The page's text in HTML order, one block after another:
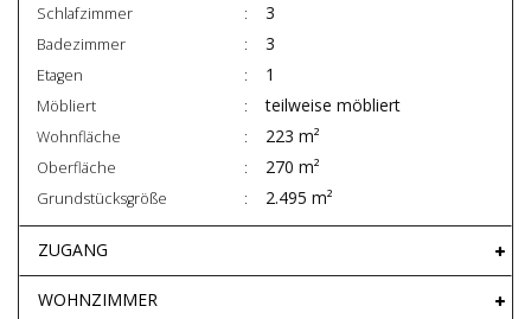
Schlafzimmer 3
Badezimmer 3
Etagen 1
Möbliert teilweise möbliert
Wohnfläche 223 m²
Oberfläche 270 m²
Grundstücksgröße 2.495 m²
ZUGANG
WOHNZIMMER